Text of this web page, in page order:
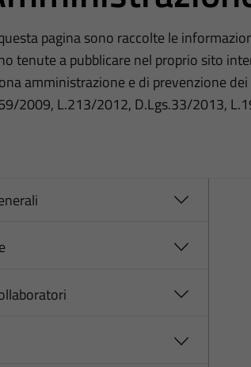
pagina sono raccolte le
tenute a pubblicare nel proprio sito
amministrazione e di prevenzione
2009, L.213/2012, D.Lgs.33/2013,